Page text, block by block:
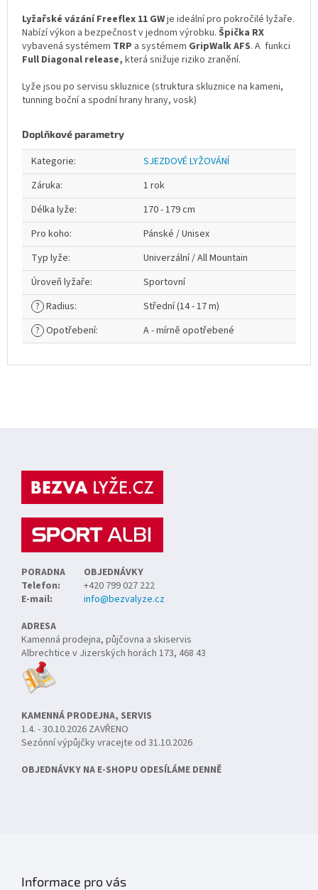
Lyžařské vázání Freeflex 11 GWje ideální pro pokročilé lyžaře.
Nabízí výkon a bezpečnost v jednom výrobku. Špička RX
vybavená systémem TRP a systémem GripWalk AFS. A funkci
Full Diagonal release, která snižuje riziko zranění.
Lyže jsou po servisu skluznice (struktura skluznice na kameni,
tunning boční a spodní hrany hrany, vosk)
Doplňkové parametry
Kategorie:
SJEZDOVÉ LYŽOVÁNÍ
Záruka:
1 rok
Délka lyže:
170 - 179 cm
Pro koho:
Pánské / Unisex
Typ lyže:
Univerzální / All Mountain
Úroveň lyžaře:
Sportovní
? Radius:
Střední (14 - 17 m)
? Opotřebení: A - mírně opotřebené
PORADNA
OBJEDNÁVKY
Telefon:
+420 799 027 222
E-mail:
info@bezvalyze.cz
ADRESA
Kamenná prodejna, půjčovna a skiservis
Albrechtice v Jizerských horách 173, 468 43
KAMENNÁ PRODEJNA, SERVIS
1.4. - 30.10.2026 ZAVŘENO
Sezónní výpůjčky vracejte od 31.10.2026
OBJEDNÁVKY NA E-SHOPU ODESÍLÁME DENNĚ
Informace pro vás